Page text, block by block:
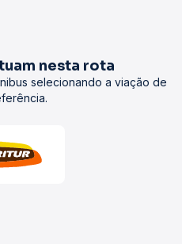
nesta rota
selecionando a viação de